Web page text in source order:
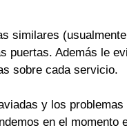
similares
Además le
sobre cada servicio.
y los
en el momento